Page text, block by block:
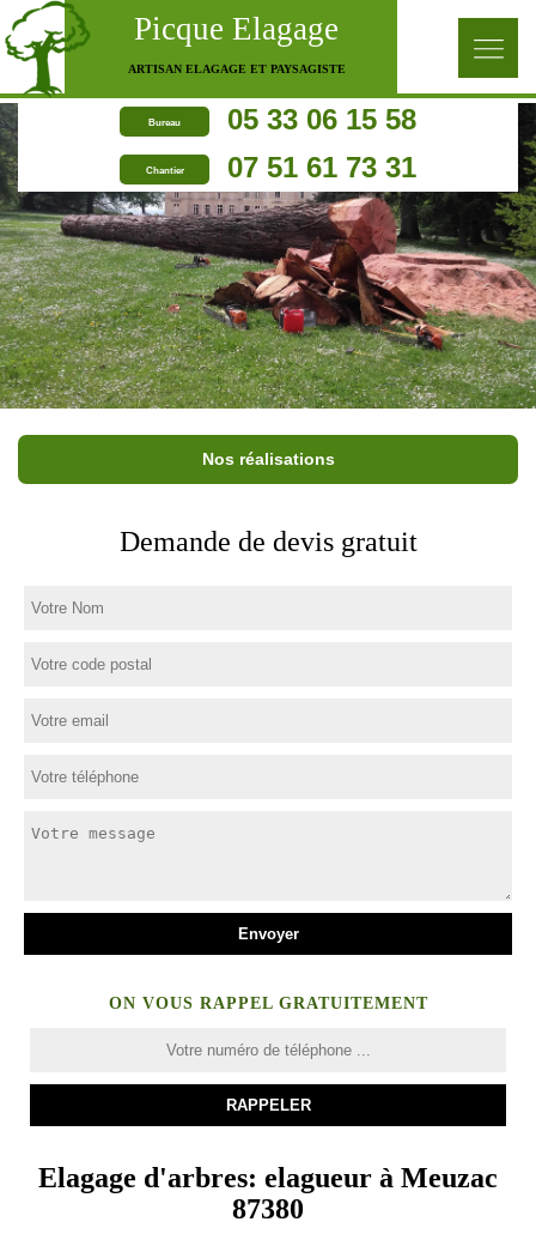
Picque Elagage
ARTISAN ELAGAGE ET PAYSAGISTE
Bureau 05 33 06 15 58
Chantier 07 51 61 73 31
Nos réalisations
Demande de devis gratuit
ON VOUS RAPPEL GRATUITEMENT
Elagage d'arbres: elagueur à Meuzac
87380